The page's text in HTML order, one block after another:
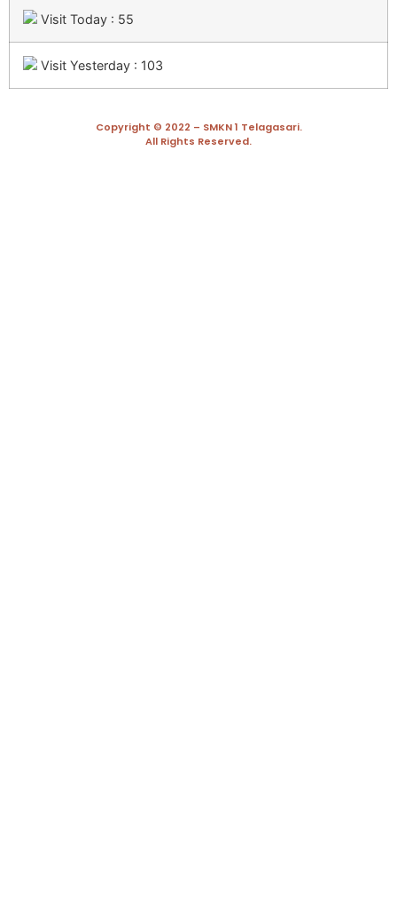
Visit Today : 55
Visit Yesterday : 103
Copyright © 2022 – SMKN 1 Telagasari.
All Rights Reserved.